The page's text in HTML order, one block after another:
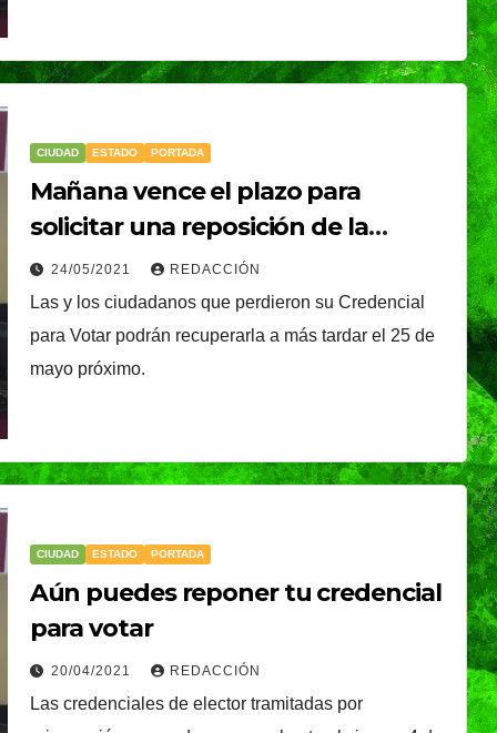
CIUDAD ESTADO PORTADA
Mañana vence el plazo para
solicitar una reposición de la
Credencial para Votar
24/05/2021 REDACCIÓN
Las y los ciudadanos que perdieron su Credencial
para Votar podrán recuperarla a más tardar el 25 de
mayo próximo.
CIUDAD ESTADO PORTADA
Aún puedes reponer tu credencial
para votar
20/04/2021 REDACCIÓN
Las credenciales de elector tramitadas por
Sheinbaum
la Jornada Nacional
2026; se realizará el
próximo domingo 9
de agosto y se
plantarán 6.6
millones de árboles
05/08/2026 REDACCIÓN
Puebla Capital sigue
viviendo la pasión